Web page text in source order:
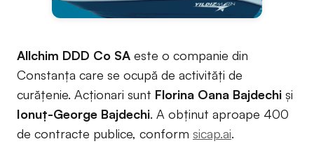
Allchim DDD Co SA este o companie din
Constanța care se ocupă de activități de
curățenie. Acționari sunt Florina Oana Bajdechi și
Ionuț-George Bajdechi. A obținut aproape 400
de contracte publice, conform sicap.ai.